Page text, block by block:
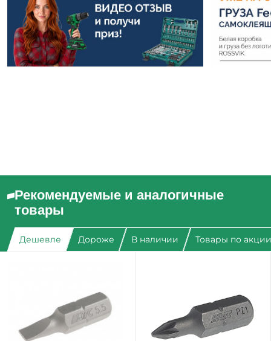
Рекомендуемые и аналогичные
товары
Дешевле Дороже В наличии Товары по акции